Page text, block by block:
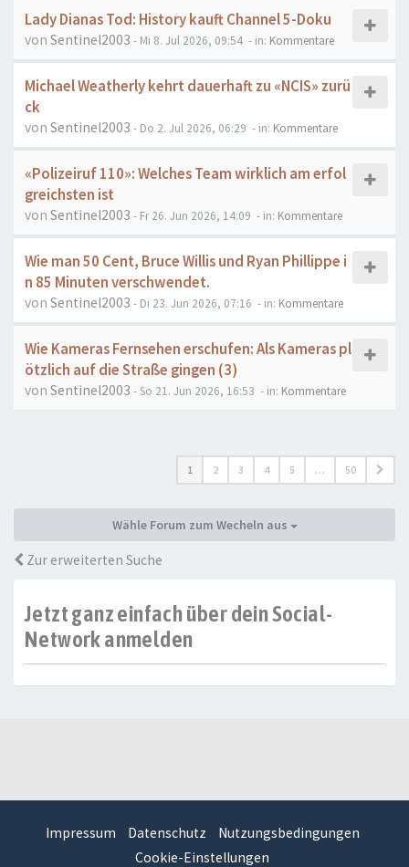
Lady Dianas Tod: History kauft Channel 5-Doku
von Sentinel2003 - Mi 8. Jul 2026, 09:54 - in: Kommentare
Michael Weatherly kehrt dauerhaft zu «NCIS» zurü
ck
von Sentinel2003 - Do 2. Jul 2026, 06:29 - in: Kommentare
«Polizeiruf 110»: Welches Team wirklich am erfol
greichsten ist
von Sentinel2003 - Fr 26. Jun 2026, 14:09 - in: Kommentare
Wie man 50 Cent, Bruce Willis und Ryan Phillippe i
n 85 Minuten verschwendet.
von Sentinel2003 - Di 23. Jun 2026, 07:16 - in: Kommentare
Wie Kameras Fernsehen erschufen: Als Kameras pl
ötzlich auf die Straße gingen (3)
von Sentinel2003 - So 21. Jun 2026, 16:53 - in: Kommentare
1 2 3 4 5 … 50
Wähle Forum zum Wecheln aus
Zur erweiterten Suche
Jetzt ganz einfach über dein Social-
Network anmelden
Impressum Datenschutz
Nutzungsbedingungen
Cookie-Einstellungen